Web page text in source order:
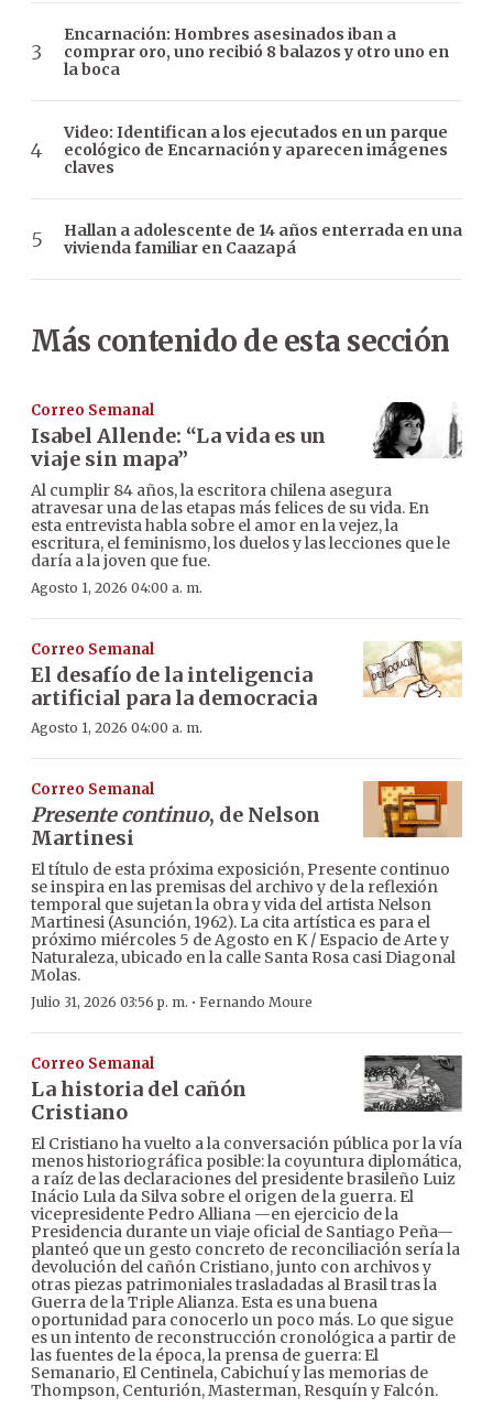
Encarnación: Hombres asesinados iban a
comprar oro, uno recibió 8 balazos y otro uno en
la boca
Video: Identifican a los ejecutados en un parque
ecológico de Encarnación y aparecen imágenes
claves
Hallan a adolescente de 14 años enterrada en una
vivienda familiar en Caazapá
Más contenido de esta sección
Correo Semanal
Isabel Allende: “La vida es un
viaje sin mapa”
Al cumplir 84 años, la escritora chilena asegura
atravesar una de las etapas más felices de su vida. En
esta entrevista habla sobre el amor en la vejez, la
escritura, el feminismo, los duelos y las lecciones que le
daría a la joven que fue.
Agosto 1, 2026 04:00 a. m.
Correo Semanal
El desafío de la inteligencia
artificial para la democracia
Agosto 1, 2026 04:00 a. m.
Correo Semanal
Presente continuo, de Nelson
Martinesi
El título de esta próxima exposición, Presente continuo
se inspira en las premisas del archivo y de la reflexión
temporal que sujetan la obra y vida del artista Nelson
Martinesi (Asunción, 1962). La cita artística es para el
próximo miércoles 5 de Agosto en K / Espacio de Arte y
Naturaleza, ubicado en la calle Santa Rosa casi Diagonal
Molas.
Julio 31, 2026 03:56 p. m. · Fernando Moure
Correo Semanal
La historia del cañón
Cristiano
El Cristiano ha vuelto a la conversación pública por la vía
menos historiográfica posible: la coyuntura diplomática,
a raíz de las declaraciones del presidente brasileño Luiz
Inácio Lula da Silva sobre el origen de la guerra. El
vicepresidente Pedro Alliana —en ejercicio de la
Presidencia durante un viaje oficial de Santiago Peña—
planteó que un gesto concreto de reconciliación sería la
devolución del cañón Cristiano, junto con archivos y
otras piezas patrimoniales trasladadas al Brasil tras la
Guerra de la Triple Alianza. Esta es una buena
oportunidad para conocerlo un poco más. Lo que sigue
es un intento de reconstrucción cronológica a partir de
las fuentes de la época, la prensa de guerra: El
Semanario, El Centinela, Cabichuí y las memorias de
Thompson, Centurión, Masterman, Resquín y Falcón.